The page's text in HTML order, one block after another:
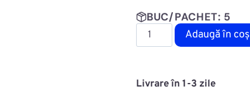
BUC/PACHET: 5
Cantitate
Manson
cauciuc
Adaugă în coș
Livrare în 1-3 zile